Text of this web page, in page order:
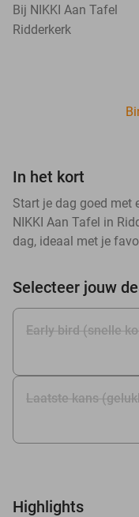
Bij NIKKI Aan Tafel
Ridderkerk
In het kort
Start je dag goed met
NIKKI Aan Tafel in
dag, ideaal met je
Selecteer jouw
Early bird (snelle
Laatste kans
Highlights